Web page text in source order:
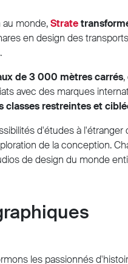
monde,Strate
en design des
de 3 000 mètres carrés
avec des marques
classes restreintes et
d'études à
de la conception.
de design du monde
les passionnés